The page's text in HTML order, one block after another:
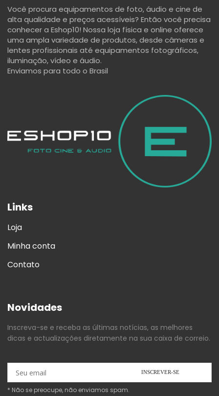
Você procura equipamentos de foto, áudio e cine de
alta qualidade e preços acessíveis? Então você precisa
conhecer a Eshop10! Nossa loja física e online oferece
uma ampla variedade de produtos, desde câmeras e
lentes profissionais até equipamentos fotográficos,
iluminação, vídeo e áudio.
Enviamos para todo o Brasil
Links
Loja
Minha conta
Contato
Novidades
Inscreva-se e receba as últimas notícias, as melhores
dicas e actualizações diretamente na sua caixa de correio.
* Não se preocupe, não enviamos spam.